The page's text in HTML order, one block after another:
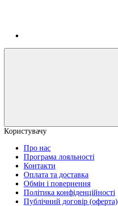
Користувачу
Про нас
Програма лояльності
Контакти
Оплата та доставка
Обмін і повернення
Політика конфіденційності
Публічний договір (оферта)